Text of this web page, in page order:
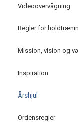
Videoovervågning
Regler for
Mission, vision og
Inspiration
Årshjul
Ordensregler